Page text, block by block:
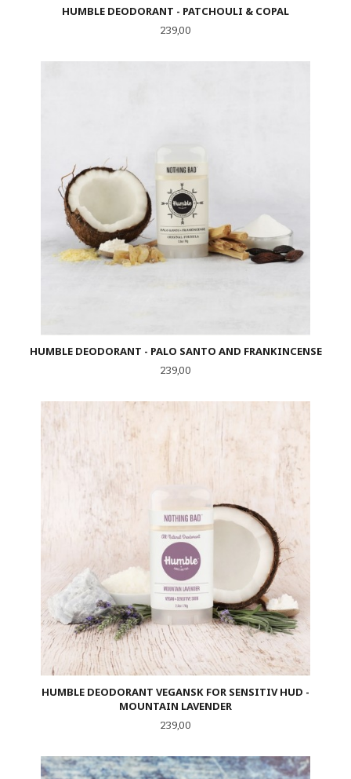
HUMBLE DEODORANT - PATCHOULI & COPAL
Pris
239,00
HUMBLE DEODORANT - PALO SANTO AND FRANKINCENSE
Pris
239,00
HUMBLE DEODORANT VEGANSK FOR SENSITIV HUD -
MOUNTAIN LAVENDER
Pris
239,00